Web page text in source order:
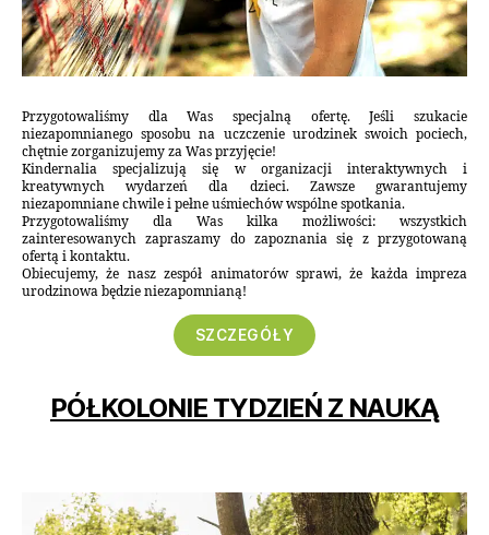
Przygotowaliśmy dla Was specjalną ofertę. Jeśli szukacie
niezapomnianego sposobu na uczczenie urodzinek swoich pociech,
chętnie zorganizujemy za Was przyjęcie!
Kindernalia specjalizują się w organizacji interaktywnych i
kreatywnych wydarzeń dla dzieci. Zawsze gwarantujemy
niezapomniane chwile i pełne uśmiechów wspólne spotkania.
Przygotowaliśmy dla Was kilka możliwości: wszystkich
zainteresowanych zapraszamy do zapoznania się z przygotowaną
ofertą i kontaktu.
Obiecujemy, że nasz zespół animatorów sprawi, że każda impreza
urodzinowa będzie niezapomnianą!
SZCZEGÓŁY
PÓŁKOLONIE TYDZIEŃ Z NAUKĄ